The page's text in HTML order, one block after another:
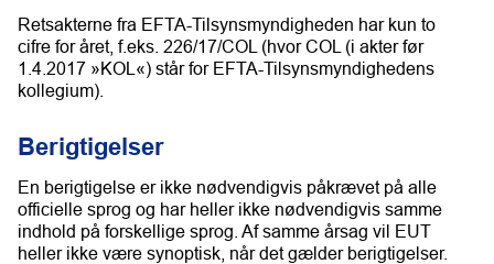
Retsakterne fra EFTA-Tilsynsmyndigheden har kun to
cifre for året, f.eks. 226/17/COL (hvor COL (i akter før
1.4.2017 »KOL«) står for EFTA-Tilsynsmyndighedens
kollegium).
Berigtigelser
En berigtigelse er ikke nødvendigvis påkrævet på alle
officielle sprog og har heller ikke nødvendigvis samme
indhold på forskellige sprog. Af samme årsag vil EUT
heller ikke være synoptisk, når det gælder berigtigelser.